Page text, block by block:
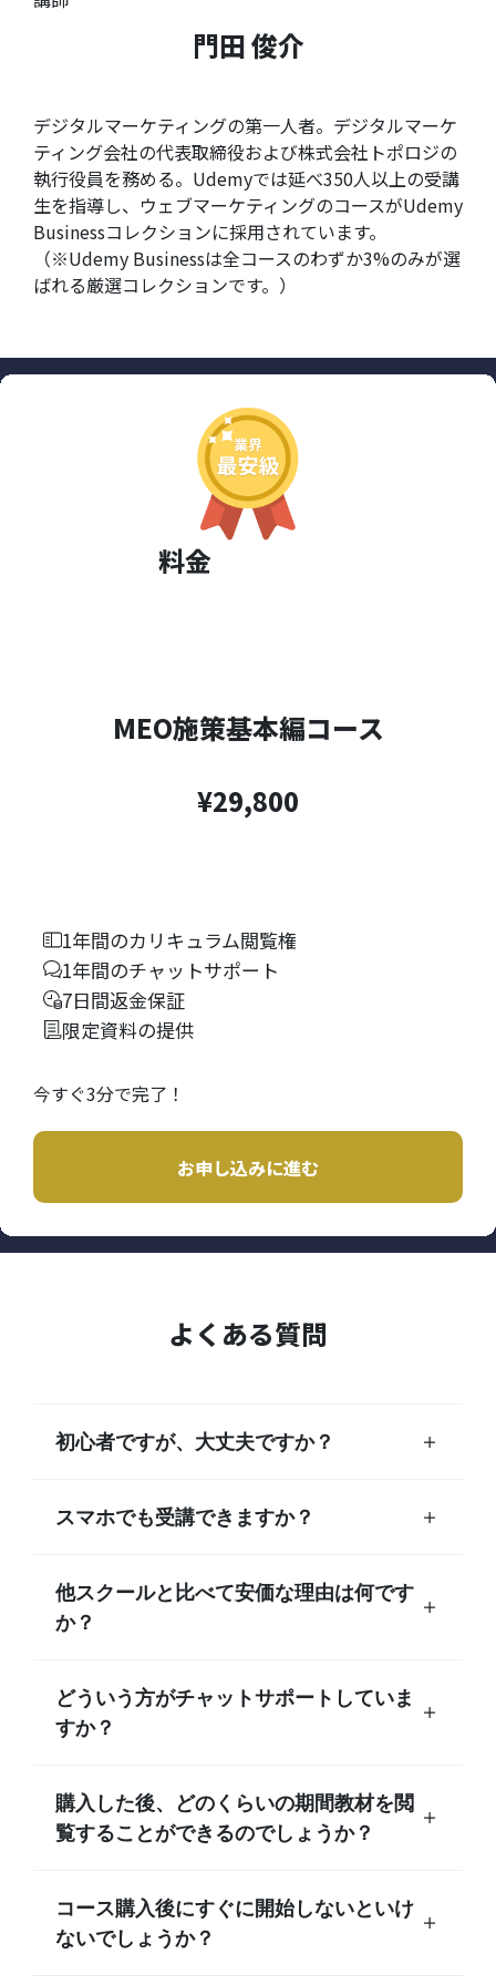
門田 俊介
デジタルマーケティングの第一人者。デジタルマーケ
ティング会社の代表取締役および株式会社トポロジの
執行役員を務める。Udemyでは延べ350人以上の受講
生を指導し、ウェブマーケティングのコースがUdemy
Businessコレクションに採用されています。
（※Udemy Businessは全コースのわずか3%のみが選
ばれる厳選コレクションです。）
料金
MEO施策基本編コース
¥29,800
1年間のカリキュラム閲覧権
1年間のチャットサポート
7日間返金保証
限定資料の提供
今すぐ3分で完了！
お申し込みに進む
よくある質問
初心者ですが、大丈夫ですか？
スマホでも受講できますか？
他スクールと比べて安価な理由は何です
か？
どういう方がチャットサポートしていま
すか？
購入した後、どのくらいの期間教材を閲
覧することができるのでしょうか？
コース購入後にすぐに開始しないといけ
ないでしょうか？